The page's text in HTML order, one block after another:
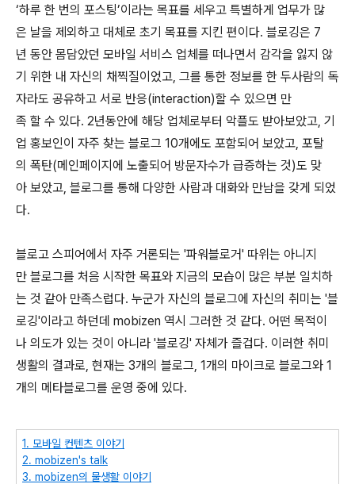
‘하루 한 번의 포스팅’이라는 목표를 세우고 특별하게 업무가 많
은 날을 제외하고 대체로 초기 목표를 지킨 편이다. 블로깅은 7
년 동안 몸담았던 모바일 서비스 업체를 떠나면서 감각을 잃지 않
기 위한 내 자신의 채찍질이었고, 그를 통한 정보를 한 두사람의 독
자라도 공유하고 서로 반응(interaction)할 수 있으면 만
족 할 수 있다. 2년동안에 해당 업체로부터 악플도 받아보았고, 기
업 홍보인이 자주 찾는 블로그 10개에도 포함되어 보았고, 포탈
의 폭탄(메인페이지에 노출되어 방문자수가 급증하는 것)도 맞
아 보았고, 블로그를 통해 다양한 사람과 대화와 만남을 갖게 되었
다.
블로고 스피어에서 자주 거론되는 '파워블로거' 따위는 아니지
만 블로그를 처음 시작한 목표와 지금의 모습이 많은 부분 일치하
는 것 같아 만족스럽다. 누군가 자신의 블로그에 자신의 취미는 '블
로깅'이라고 하던데 mobizen 역시 그러한 것 같다. 어떤 목적이
나 의도가 있는 것이 아니라 '블로깅' 자체가 즐겁다. 이러한 취미
생활의 결과로, 현재는 3개의 블로그, 1개의 마이크로 블로그와 1
개의 메타블로그를 운영 중에 있다.
1. 모바일 컨텐츠 이야기
2. mobizen's talk
3. mobizen의 물생활 이야기